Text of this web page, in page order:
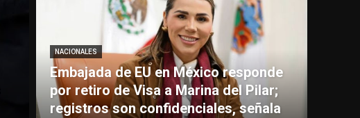
NACIONALES
Embajada de EU en México responde
por retiro de Visa a Marina del Pilar;
registros son confidenciales, señala